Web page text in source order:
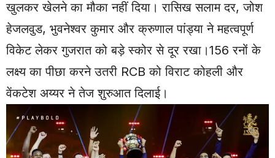
खुलकर खेलने का मौका नहीं दिया। रासिख सलाम दर, जोश
हेजलवुड, भुवनेश्वर कुमार और क्रुणाल पांड्या ने महत्वपूर्ण
विकेट लेकर गुजरात को बड़े स्कोर से दूर रखा।156 रनों के
लक्ष्य का पीछा करने उतरी RCB को विराट कोहली और
वेंकटेश अय्यर ने तेज शुरुआत दिलाई।